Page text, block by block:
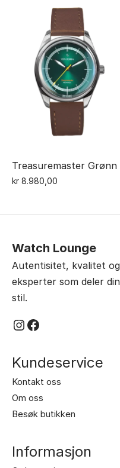
kr 24.990,00.
Treasuremaster Grønn
kr 8.980,00
Watch Lounge
Autentisitet, kvalitet
eksperter som deler
stil.
Instagram
Facebook
Kundeservice
Kontakt oss
Om oss
Besøk butikken
Informasjon